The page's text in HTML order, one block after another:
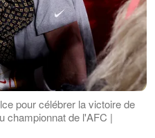
pour célébrer la victoire de
championnat de l'AFC |